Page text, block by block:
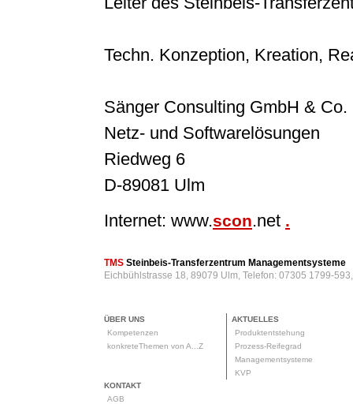
Techn. Konzeption, Kreation,
Sänger Consulting GmbH & Co.
Netz- und Softwarelösungen
Riedweg 6
D-89081 Ulm
Internet: www.scon.net .
TMS Steinbeis-Transferzentrum Managementsysteme
Eichbühlstrasse 18, 89079 Ulm, Telefon: 07305 1799-
ÜBER UNS
Kompetenzen
konkreteThemen von A...Z
AKTUELLES
Produktentstehung
Prozess-Reifegrad
Managementsysteme
KVP
KONTAKT
AGB